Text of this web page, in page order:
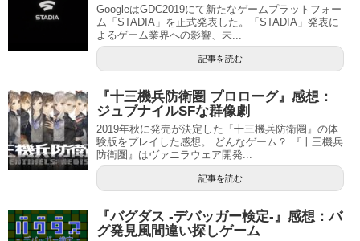
GoogleはGDC2019にて新たなゲームプラットフォー
ム「STADIA」を正式発表した。「STADIA」発表に
よるゲーム業界への影響、未...
記事を読む
『十三機兵防衛圏 プロローグ』感想：
ジュブナイルSFな群像劇
2019年秋に発売が決定した『十三機兵防衛圏』の体
験版をプレイした感想。 どんなゲーム？ 『十三機兵
防衛圏』はヴァニラウェア開発...
記事を読む
『バグダス -デバッガー検定-』感想：バ
グ発見風間違い探しゲーム